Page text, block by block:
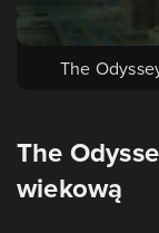
The
The
wiekową